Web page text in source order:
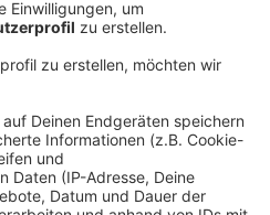
07:57
ein Esel auf
trabte er um halb